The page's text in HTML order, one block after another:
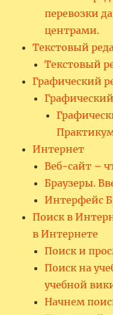
перевозки
центрами.
Текстовый
Текстовый
Графический
Интернет
Веб-сайт –
Браузеры.
Интерфейс
Поиск в
в Интернете
Поиск и
Поиск на
учебной
Начнем